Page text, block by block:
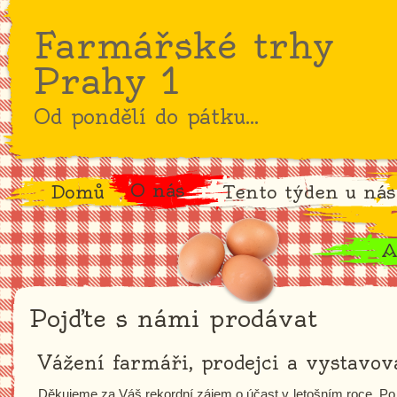
Farmářské trhy
Prahy 1
Od pondělí do pátku...
Domů O nás Tento týden u nás
Pojďte s námi prodávat
Vážení farmáři, prodejci a
Děkujeme za Váš rekordní zájem o účast v letošním roce.